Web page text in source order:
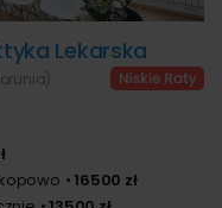
Lekarska
16500 zł